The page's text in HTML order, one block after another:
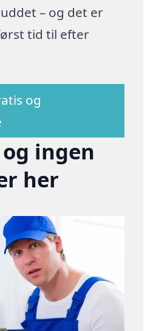
– og det er
tid til efter
og
ingen
her